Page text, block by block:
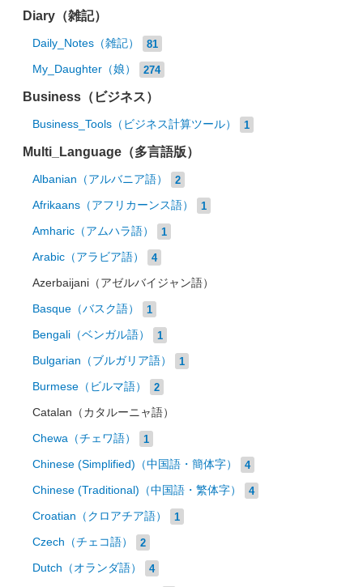
Diary（雑記）
Daily_Notes（雑記） 81
My_Daughter（娘） 274
Business（ビジネス）
Business_Tools（ビジネス計算ツール） 1
Multi_Language（多言語版）
Albanian（アルバニア語） 2
Afrikaans（アフリカーンス語） 1
Amharic（アムハラ語） 1
Arabic（アラビア語） 4
Azerbaijani（アゼルバイジャン語）
Basque（バスク語） 1
Bengali（ベンガル語） 1
Bulgarian（ブルガリア語） 1
Burmese（ビルマ語） 2
Catalan（カタルーニャ語）
Chewa（チェワ語） 1
Chinese (Simplified)（中国語・簡体字） 4
Chinese (Traditional)（中国語・繁体字） 4
Croatian（クロアチア語） 1
Czech（チェコ語） 2
Dutch（オランダ語） 4